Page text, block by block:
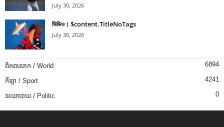
July 30, 2026
ভিডিও। $content.TitleNoTags
July 30, 2026
ពិភពលោក / World 6894
កីឡា / Sport 4241
នយោបាយ / Politic 0